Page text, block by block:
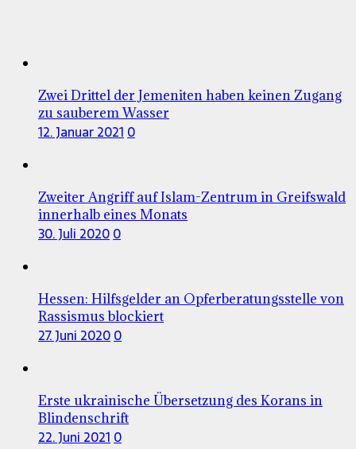
Zwei Drittel der Jemeniten haben keinen Zugang
zu sauberem Wasser
12. Januar 20210
Zweiter Angriff auf Islam-Zentrum in Greifswald
innerhalb eines Monats
30. Juli 20200
Hessen: Hilfsgelder an Opferberatungsstelle von
Rassismus blockiert
27. Juni 20200
Erste ukrainische Übersetzung des Korans in
Blindenschrift
22. Juni 20210